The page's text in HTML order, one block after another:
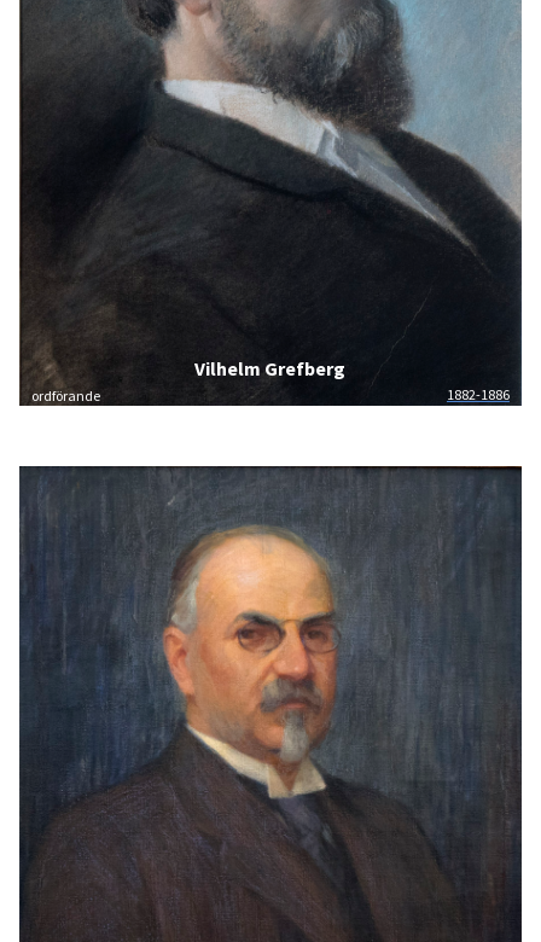
Vilhelm Grefberg
ordförande 1882-1886